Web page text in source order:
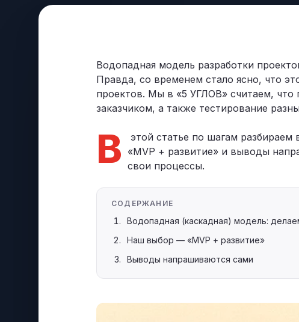
Позвонить
Заполнить форму — перезвоним в течение дня
Водопадная модель разработки
Правда, со временем стало ясно, что
проектов. Мы в «5 УГЛОВ» считаем, что
заказчиком, а также тестирование
В
этой статье по шагам
«MVP + развитие» и выводы
свои процессы.
СОДЕРЖАНИЕ
Водопадная (каскадная) модель:
Наш выбор — «MVP + развитие»
Выводы напрашиваются сами